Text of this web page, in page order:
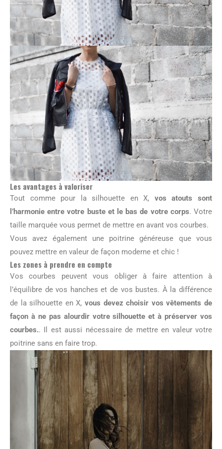
Les avantages à valoriser
Tout comme pour la silhouette en X, vos atouts sont
l’harmonie entre votre buste et le bas de votre corps. Votre
taille marquée vous permet de mettre en avant vos courbes.
Vous avez également une poitrine généreuse que vous
pouvez mettre en valeur de façon moderne et chic !
Les zones à prendre en compte
Vos courbes peuvent vous obliger à faire attention à
l’équilibre de vos hanches et de vos bustes. À la différence
de la silhouette en X, vous devez choisir vos vêtements de
façon à ne pas alourdir votre silhouette et à préserver vos
courbes.. Il est aussi nécessaire de mettre en valeur votre
poitrine sans en faire trop.